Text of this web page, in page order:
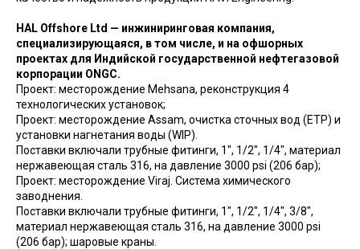
HAL Offshore Ltd — инжиниринговая компания,
специализирующаяся, в том числе, и на офшорных
проектах для Индийской государственной нефтегазовой
корпорации ONGC.
Проект: месторождение Mehsana, реконструкция 4
технологических установок;
Проект: месторождение Assam, очистка сточных вод (ETP) и
установки нагнетания воды (WIP).
Поставки включали трубные фитинги, 1", 1/2", 1/4", материал
нержавеющая сталь 316, на давление 3000 psi (206 бар);
Проект: месторождение Viraj. Система химического
заводнения.
Поставки включали трубные фитинги, 1", 1/2", 1/4", 3/8",
материал нержавеющая сталь 316, на давление 3000 psi
(206 бар); шаровые краны.